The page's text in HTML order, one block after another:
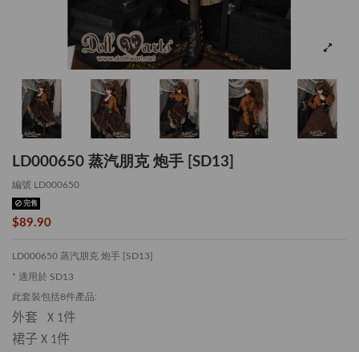
LD000650 蒸汽朋克 炮手 [SD13]
編號 LD000650
完售
$89.90
LD000650 蒸汽朋克 炮手 [SD13]
* 適用於 SD13
此套裝包括8件產品:
外套 X 1件
裙子 X 1件